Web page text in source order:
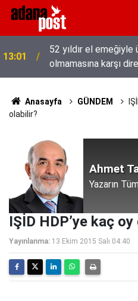
13:01
52 yıldır el
olmamasına karşı
Anasayfa GÜNDEM
olabilir?
Ahmet
Yazarın
IŞİD HDP’ye kaç
Yayınlanma: 13 Ekim 2015 Salı 04:40